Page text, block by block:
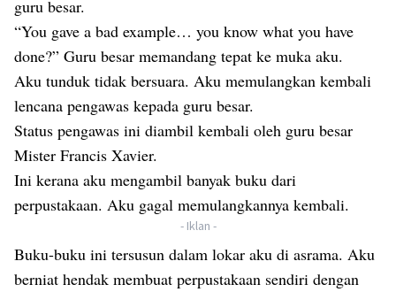
guru besar.
“You gave a bad example… you know what you have
done?” Guru besar memandang tepat ke muka aku.
Aku tunduk tidak bersuara. Aku memulangkan kembali
lencana pengawas kepada guru besar.
Status pengawas ini diambil kembali oleh guru besar
Mister Francis Xavier.
Ini kerana aku mengambil banyak buku dari
perpustakaan. Aku gagal memulangkannya kembali.
- Iklan -
Buku-buku ini tersusun dalam lokar aku di asrama. Aku
berniat hendak membuat perpustakaan sendiri dengan